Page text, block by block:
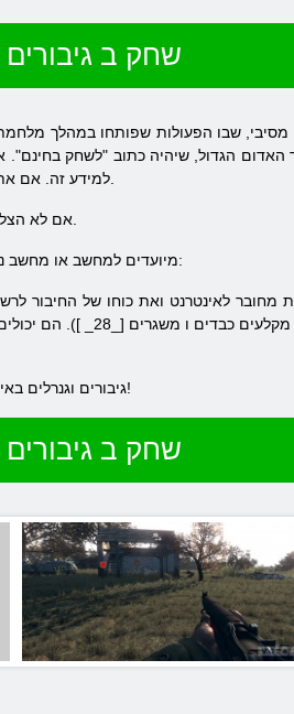
שחק ב גיבורים
שבו הפעולות שפותחו במהלך
הגדול, שיהיה כתוב "לשחק
גיבורי המשחק וGeniraly מיועדים למחשב או מחשב נייד אישיים, שהקיבולת הוא לא פחות מההגדרות הבאות:
מחובר לאינטרנט ואת כוחו של החיבור
מקלעים כבדים ו משגרים [_28_ ]). הם
גיבורים וגנרלים באינטרנט ייתן לך כמה שיותר התרגשות, אז לא להתעצל, ולהירשם במשחק ויש לי כיף!
שחק ב גיבורים